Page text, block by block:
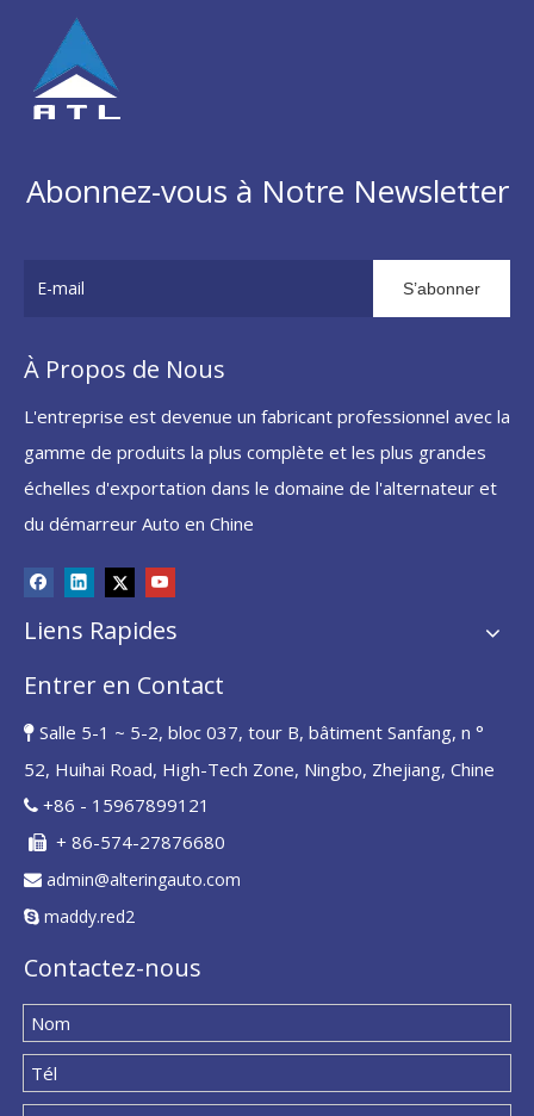
Abonnez-vous à Notre Newsletter
S’abonner
À Propos de Nous
L'entreprise est devenue un fabricant professionnel avec la
gamme de produits la plus complète et les plus grandes
échelles d'exportation dans le domaine de l'alternateur et
du démarreur Auto en Chine
Liens Rapides
Entrer en Contact
 Salle 5-1 ~ 5-2, bloc 037, tour B, bâtiment Sanfang, n °
52, Huihai Road, High-Tech Zone, Ningbo, Zhejiang, Chine
 +86 - 15967899121
 + 86-574-27876680
 admin@alteringauto.com
 maddy.red2
Contactez-nous